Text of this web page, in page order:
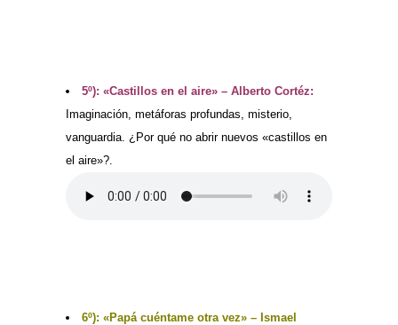
5º): «Castillos en el aire» – Alberto Cortéz:
Imaginación, metáforas profundas, misterio,
vanguardia. ¿Por qué no abrir nuevos «castillos en
el aire»?.
6º): «Papá cuéntame otra vez» – Ismael